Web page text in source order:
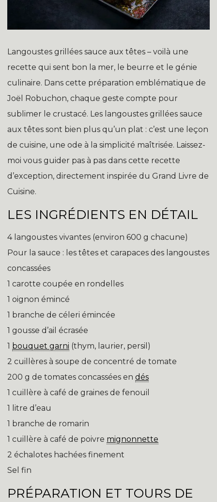
Langoustes grillées sauce aux têtes – voilà une
recette qui sent bon la mer, le beurre et le génie
culinaire. Dans cette préparation emblématique de
Joël Robuchon, chaque geste compte pour
sublimer le crustacé. Les langoustes grillées sauce
aux têtes sont bien plus qu’un plat : c’est une leçon
de cuisine, une ode à la simplicité maîtrisée. Laissez-
moi vous guider pas à pas dans cette recette
d’exception, directement inspirée du Grand Livre de
Cuisine.
LES INGRÉDIENTS EN DÉTAIL
4 langoustes vivantes (environ 600 g chacune)
Pour la sauce : les têtes et carapaces des langoustes
concassées
1 carotte coupée en rondelles
1 oignon émincé
1 branche de céleri émincée
1 gousse d’ail écrasée
1 bouquet garni (thym, laurier, persil)
2 cuillères à soupe de concentré de tomate
200 g de tomates concassées en dés
1 cuillère à café de graines de fenouil
1 litre d’eau
1 branche de romarin
1 cuillère à café de poivre mignonnette
2 échalotes hachées finement
Sel fin
PRÉPARATION ET TOURS DE